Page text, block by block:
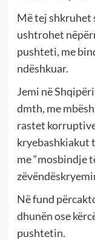
Më tej
ushtrohet
pushteti, me
ndëshkuar.
Jemi në
dmth, me
rastet
kryebashkiakut
me “mosbindje
Në fund
dhunën ose
pushtetin.